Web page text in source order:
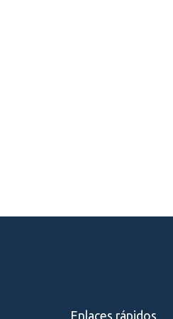
Enlaces rápidos